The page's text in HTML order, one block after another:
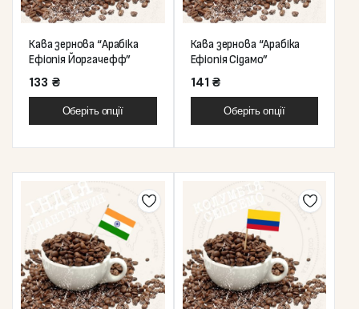
Кава зернова “Арабіка
Ефіопія Йоргачефф”
133 ₴
Оберіть опції
Кава зернова “Арабіка
Ефіопія Сідамо”
141₴
Оберіть опції